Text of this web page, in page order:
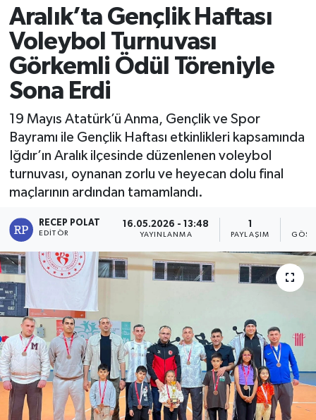
Aralık’ta Gençlik Haftası
Voleybol Turnuvası
Görkemli Ödül Töreniyle
Sona Erdi
19 Mayıs Atatürk’ü Anma, Gençlik ve Spor
Bayramı ile Gençlik Haftası etkinlikleri kapsamında
Iğdır’ın Aralık ilçesinde düzenlenen voleybol
turnuvası, oynanan zorlu ve heyecan dolu final
maçlarının ardından tamamlandı.
RECEP POLAT
EDITÖR
16.05.2026 - 13:48
YAYINLANMA
1
PAYLAŞIM
Son Dakika Haberleri
Haber Arşivi